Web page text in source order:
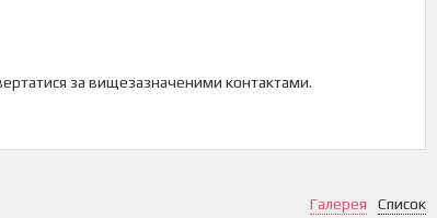
за вищезазначеними контактами.
Галерея Список